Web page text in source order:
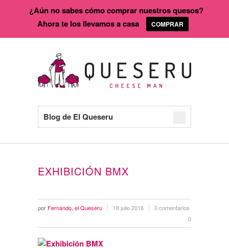
Blog de El Queseru
EXHIBICIÓN BMX
por Fernando, el Queseru 18 julio 2016
0 comentarios
0
¿Aún no sabes cómo comprar nuestros quesos?
Ahora te los llevamos a casa
COMPRAR